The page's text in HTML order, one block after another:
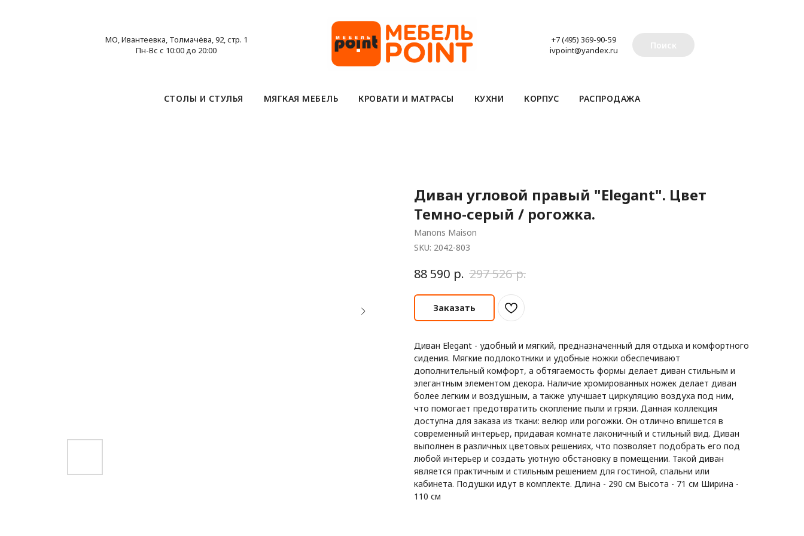
МО, Ивантеевка, Толмачёва, 92, стр. 1
Пн-Вс с 10:00 до 20:00
+7 (495) 369-90-59
ivpoint@yandex.ru
СТОЛЫ И СТУЛЬЯ МЯГКАЯ МЕБЕЛЬ КРОВАТИ И МАТРАСЫ КУХНИ КОРПУС РАСПРОДАЖА
Диван угловой правый "Elegant". Цвет
Темно-серый / рогожка.
Manons Maison
SKU: 2042-803
88 590 р. 297 526 р.
Заказать
Диван Elegant - удобный и мягкий, предназначенный для отдыха и комфортного
сидения. Мягкие подлокотники и удобные ножки обеспечивают
дополнительный комфорт, а обтягаемость формы делает диван стильным и
элегантным элементом декора. Наличие хромированных ножек делает диван
более легким и воздушным, а также улучшает циркуляцию воздуха под ним,
что помогает предотвратить скопление пыли и грязи. Данная коллекция
доступна для заказа из ткани: велюр или рогожки. Он отлично впишется в
современный интерьер, придавая комнате лаконичный и стильный вид. Диван
выполнен в различных цветовых решениях, что позволяет подобрать его под
любой интерьер и создать уютную обстановку в помещении. Такой диван
является практичным и стильным решением для гостиной, спальни или
кабинета. Подушки идут в комплекте. Длина - 290 см Высота - 71 см Ширина -
110 см